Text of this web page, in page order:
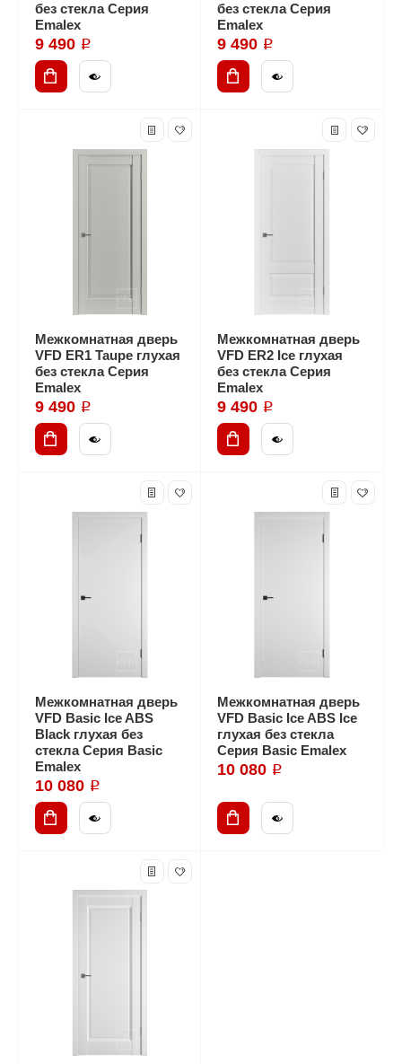
без стекла Серия
Emalex
9 490 ₽
без стекла Серия
Emalex
9 490 ₽
Межкомнатная дверь
VFD ER1 Taupe глухая
без стекла Серия
Emalex
9 490 ₽
Межкомнатная дверь
VFD ER2 Ice глухая
без стекла Серия
Emalex
9 490 ₽
Межкомнатная дверь
VFD Basic Ice ABS
Black глухая без
стекла Серия Basic
Emalex
10 080 ₽
Межкомнатная дверь
VFD Basic Ice ABS Ice
глухая без стекла
Серия Basic Emalex
10 080 ₽